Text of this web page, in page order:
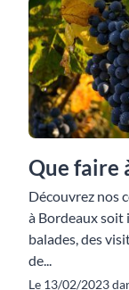
Que faire
Découvrez nos
à Bordeaux soit
balades, des
de...
Le 13/02/2023